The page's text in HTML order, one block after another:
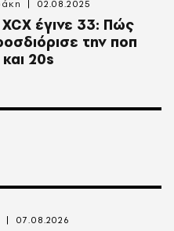
έγινε 33: Πώς
την ποπ
20s
02.08.2025
07.08.2026